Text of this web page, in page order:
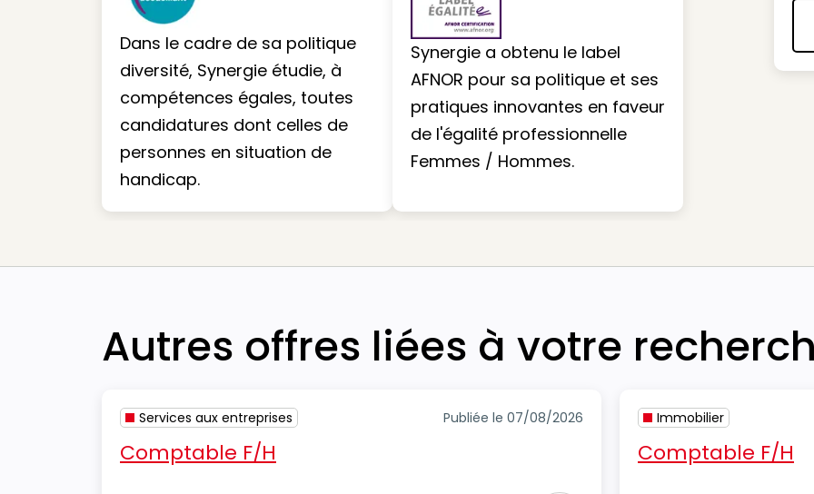
Dans le cadre de sa politique
diversité, Synergie étudie, à
compétences égales, toutes
candidatures dont celles de
personnes en situation de
handicap.
Synergie a obtenu le label
AFNOR pour sa politique et ses
pratiques innovantes en faveur
de l'égalité professionnelle
Femmes / Hommes.
Autres offres liées à votre
Services aux entreprises Publiée le 07/08/2026
Comptable F/H
Immobilier
Comptable F/H